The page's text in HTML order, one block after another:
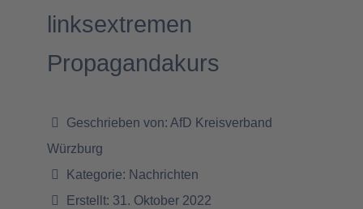
linksextremen
Propagandakurs
Geschrieben von: AfD Kreisverband
Würzburg
Kategorie: Nachrichten
Erstellt: 31. Oktober 2022